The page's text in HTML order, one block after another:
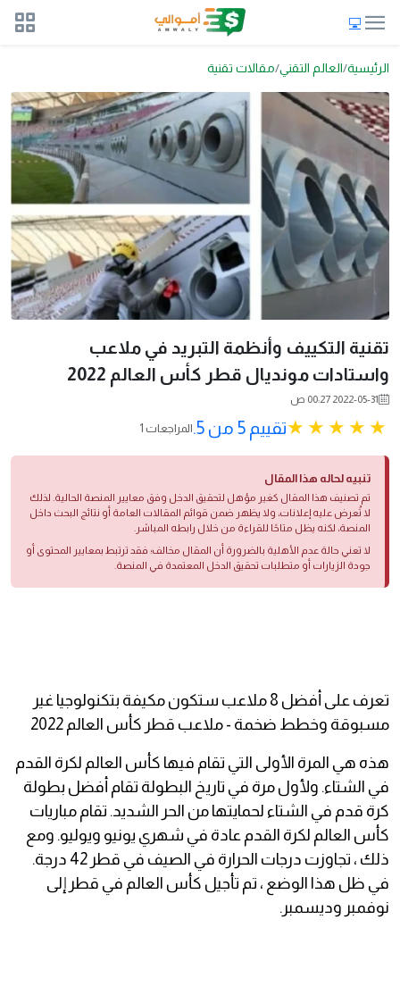
الرئيسية العالم التقني مقالات تقنية
تقنية التكييف وأنظمة التبريد في ملاعب
واستادات مونديال قطر كأس العالم 2022
2022-05-31 00:27 ص
تقييم 5 من 5. 1 المراجعات
تنبيه لحاله هذا المقال
تم تصنيف هذا المقال كغير مؤهل لتحقيق الدخل وفق معايير المنصة الحالية. لذلك
لا تُعرض عليه إعلانات، ولا يظهر ضمن قوائم المقالات العامة أو نتائج البحث داخل
المنصة، لكنه يظل متاحًا للقراءة من خلال رابطه المباشر.
لا تعني حالة عدم الأهلية بالضرورة أن المقال مخالف؛ فقد ترتبط بمعايير المحتوى أو
جودة الزيارات أو متطلبات تحقيق الدخل المعتمدة في المنصة.
تعرف على أفضل 8 ملاعب ستكون مكيفة بتكنولوجيا غير
مسبوقة وخطط ضخمة - ملاعب قطر كأس العالم 2022
هذه هي المرة الأولى التي تقام فيها كأس العالم لكرة القدم
في الشتاء. ولأول مرة في تاريخ البطولة تقام أفضل بطولة
كرة قدم في الشتاء لحمايتها من الحر الشديد. تقام مباريات
كأس العالم لكرة القدم عادة في شهري يونيو ويوليو. ومع
ذلك ، تجاوزت درجات الحرارة في الصيف في قطر 42 درجة.
في ظل هذا الوضع ، تم تأجيل كأس العالم في قطر إلى
نوفمبر وديسمبر.